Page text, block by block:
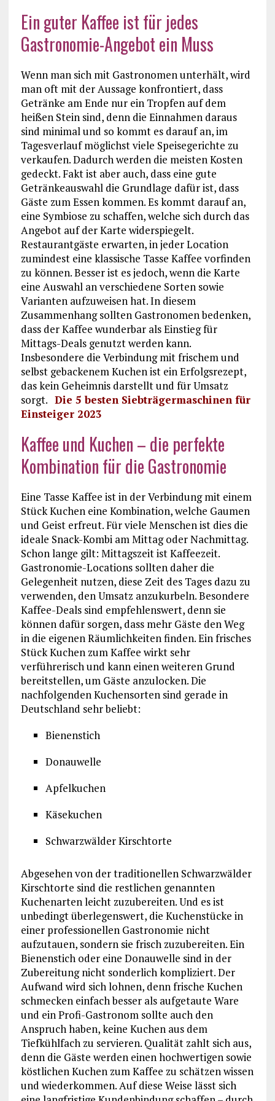
Ein guter Kaffee ist für jedes
Gastronomie-Angebot ein Muss
Wenn man sich mit Gastronomen unterhält, wird
man oft mit der Aussage konfrontiert, dass
Getränke am Ende nur ein Tropfen auf dem
heißen Stein sind, denn die Einnahmen daraus
sind minimal und so kommt es darauf an, im
Tagesverlauf möglichst viele Speisegerichte zu
verkaufen. Dadurch werden die meisten Kosten
gedeckt. Fakt ist aber auch, dass eine gute
Getränkeauswahl die Grundlage dafür ist, dass
Gäste zum Essen kommen. Es kommt darauf an,
eine Symbiose zu schaffen, welche sich durch das
Angebot auf der Karte widerspiegelt.
Restaurantgäste erwarten, in jeder Location
zumindest eine klassische Tasse Kaffee vorfinden
zu können. Besser ist es jedoch, wenn die Karte
eine Auswahl an verschiedene Sorten sowie
Varianten aufzuweisen hat. In diesem
Zusammenhang sollten Gastronomen bedenken,
dass der Kaffee wunderbar als Einstieg für
Mittags-Deals genutzt werden kann.
Insbesondere die Verbindung mit frischem und
selbst gebackenem Kuchen ist ein Erfolgsrezept,
das kein Geheimnis darstellt und für Umsatz
sorgt. Die 5 besten Siebträgermaschinen für
Einsteiger 2023
Kaffee und Kuchen – die perfekte
Kombination für die Gastronomie
Eine Tasse Kaffee ist in der Verbindung mit einem
Stück Kuchen eine Kombination, welche Gaumen
und Geist erfreut. Für viele Menschen ist dies die
ideale Snack-Kombi am Mittag oder Nachmittag.
Schon lange gilt: Mittagszeit ist Kaffeezeit.
Gastronomie-Locations sollten daher die
Gelegenheit nutzen, diese Zeit des Tages dazu zu
verwenden, den Umsatz anzukurbeln. Besondere
Kaffee-Deals sind empfehlenswert, denn sie
können dafür sorgen, dass mehr Gäste den Weg
in die eigenen Räumlichkeiten finden. Ein frisches
Stück Kuchen zum Kaffee wirkt sehr
verführerisch und kann einen weiteren Grund
bereitstellen, um Gäste anzulocken. Die
nachfolgenden Kuchensorten sind gerade in
Deutschland sehr beliebt:
Bienenstich
Donauwelle
Apfelkuchen
Käsekuchen
Schwarzwälder Kirschtorte
Abgesehen von der traditionellen Schwarzwälder
Kirschtorte sind die restlichen genannten
Kuchenarten leicht zuzubereiten. Und es ist
unbedingt überlegenswert, die Kuchenstücke in
einer professionellen Gastronomie nicht
aufzutauen, sondern sie frisch zuzubereiten. Ein
Bienenstich oder eine Donauwelle sind in der
Zubereitung nicht sonderlich kompliziert. Der
Aufwand wird sich lohnen, denn frische Kuchen
schmecken einfach besser als aufgetaute Ware
und ein Profi-Gastronom sollte auch den
Anspruch haben, keine Kuchen aus dem
Tiefkühlfach zu servieren. Qualität zahlt sich aus,
denn die Gäste werden einen hochwertigen sowie
köstlichen Kuchen zum Kaffee zu schätzen wissen
und wiederkommen. Auf diese Weise lässt sich